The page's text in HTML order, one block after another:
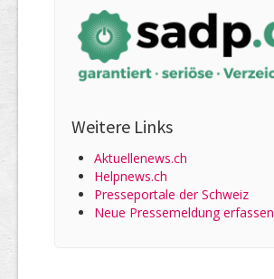
Weitere Links
Aktuellenews.ch
Helpnews.ch
Presseportale der Schweiz
Neue Pressemeldung erfassen